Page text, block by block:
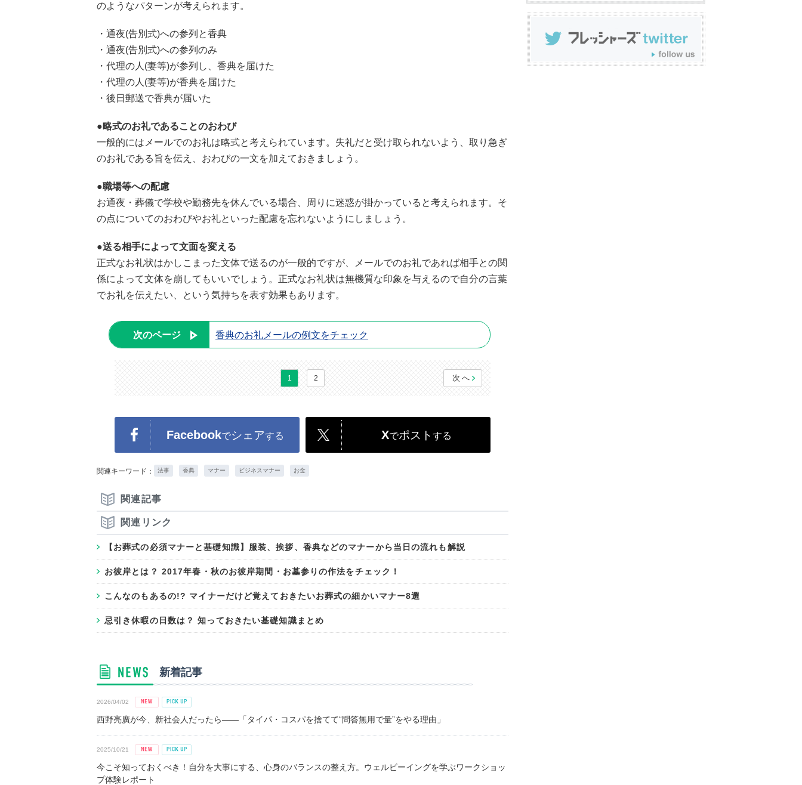
のようなパターンが考えられます。
・通夜(告別式)への参列と香典
・通夜(告別式)への参列のみ
・代理の人(妻等)が参列し、香典を届けた
・代理の人(妻等)が香典を届けた
・後日郵送で香典が届いた
●略式のお礼であることのおわび
一般的にはメールでのお礼は略式と考えられています。失礼だと受け取られないよう、取り急ぎ
のお礼である旨を伝え、おわびの一文を加えておきましょう。
●職場等への配慮
お通夜・葬儀で学校や勤務先を休んでいる場合、周りに迷惑が掛かっていると考えられます。そ
の点についてのおわびやお礼といった配慮を忘れないようにしましょう。
●送る相手によって文面を変える
正式なお礼状はかしこまった文体で送るのが一般的ですが、メールでのお礼であれば相手との関
係によって文体を崩してもいいでしょう。正式なお礼状は無機質な印象を与えるので自分の言葉
でお礼を伝えたい、という気持ちを表す効果もあります。
次のページ 香典のお礼メールの例文をチェック
1 2 次へ
Facebookでシェアする Xでポスト する
関連キーワード： 法事 香典 マナー ビジネスマナー お金
関連記事
関連リンク
【お葬式の必須マナーと基礎知識】服装、挨拶、香典などのマナーから当日の流れも解説
お彼岸とは？ 2017年春・秋のお彼岸期間・お墓参りの作法をチェック！
こんなのもあるの!? マイナーだけど覚えておきたいお葬式の細かいマナー8選
忌引き休暇の日数は？ 知っておきたい基礎知識まとめ
新着記事
2026/04/02
西野亮廣が今、新社会人だったら――「タイパ・コスパを捨てて“問答無用で量”をやる理由」
2025/10/21
今こそ知っておくべき！自分を大事にする、心身のバランスの整え方。ウェルビーイングを学ぶワークショッ
プ体験レポート